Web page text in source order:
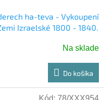
ha-teva - Vykoupení
Izraelské 1800 - 1840.
Na sklade
Do košíka